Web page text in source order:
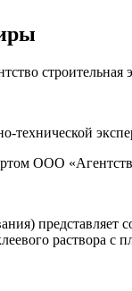
строительная
технической
ООО
раствора с